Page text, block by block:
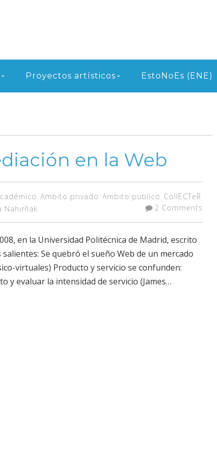
Proyectos artísticos EstoNoEs (ENE)
en la Web
Ambito privado Ambito público CollECTeR
Nahirñak 2 Comments
en la Universidad Politécnica de Madrid, escrito
Se quebró el sueño Web de un mercado
virtuales) Producto y servicio se confunden:
y evaluar la intensidad de servicio (James…